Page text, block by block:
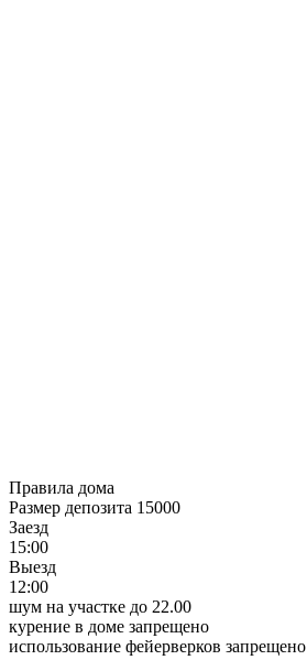
Правила дома
Размер депозита 15000
Заезд
15:00
Выезд
12:00
шум на участке до 22.00
курение в доме запрещено
использование фейерверков запрещено